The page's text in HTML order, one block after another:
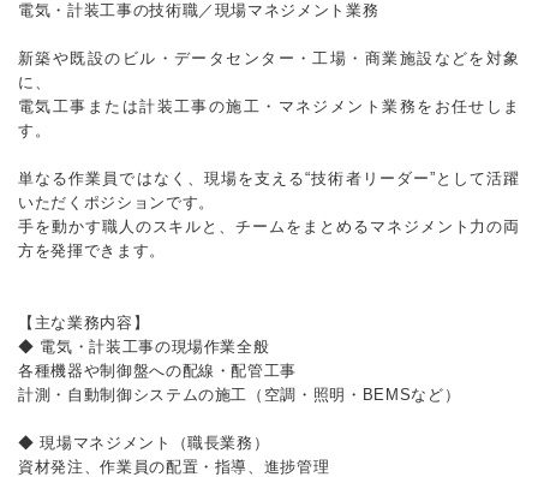
電気・計装工事の技術職／現場マネジメント業務
新築や既設のビル・データセンター・工場・商業施設などを対象
に、
電気工事または計装工事の施工・マネジメント業務をお任せしま
す。
単なる作業員ではなく、現場を支える“技術者リーダー”として活躍
いただくポジションです。
手を動かす職人のスキルと、チームをまとめるマネジメント力の両
方を発揮できます。
【主な業務内容】
◆ 電気・計装工事の現場作業全般
各種機器や制御盤への配線・配管工事
計測・自動制御システムの施工（空調・照明・BEMSなど）
◆ 現場マネジメント（職長業務）
資材発注、作業員の配置・指導、進捗管理